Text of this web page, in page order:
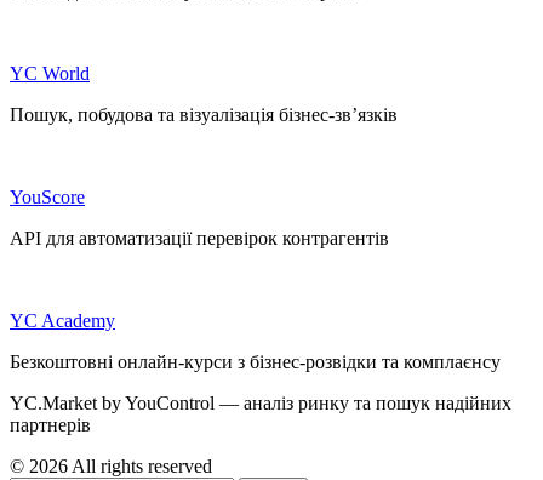
YC World
Пошук, побудова та візуалізація бізнес-зв’язків
YouScore
API для автоматизації перевірок контрагентів
YC Academy
Безкоштовні онлайн-курси з бізнес-розвідки та комплаєнсу
YC.Market by YouControl — аналіз ринку та пошук надійних
партнерів
© 2026 All rights reserved